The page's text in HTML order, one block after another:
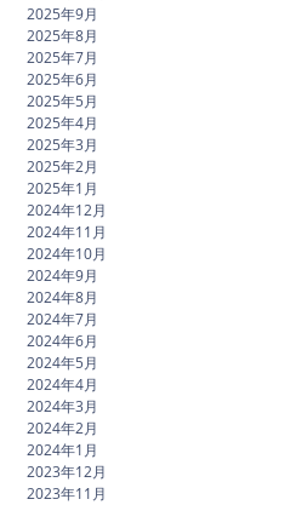
2025年9月
2025年8月
2025年7月
2025年6月
2025年5月
2025年4月
2025年3月
2025年2月
2025年1月
2024年12月
2024年11月
2024年10月
2024年9月
2024年8月
2024年7月
2024年6月
2024年5月
2024年4月
2024年3月
2024年2月
2024年1月
2023年12月
2023年11月